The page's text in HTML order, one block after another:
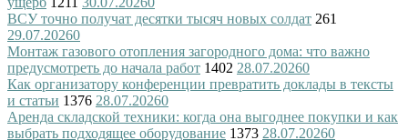
ВСУ точно получат десятки тысяч новых солдат 261
29.07.20260
Монтаж газового отопления загородного дома: что важно
предусмотреть до начала работ 1402 28.07.20260
Как организатору конференции превратить доклады в тексты
и статьи 1376 28.07.20260
Аренда складской техники: когда она выгоднее покупки и как
выбрать подходящее оборудование 1373 28.07.20260